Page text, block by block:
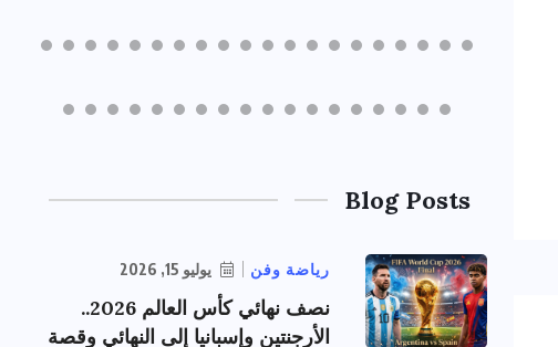
Blog Posts
رياضة وفن يوليو 15, 2026
نصف نهائي كأس العالم 2026..
الأرجنتين وإسبانيا إلى النهائي وقصة